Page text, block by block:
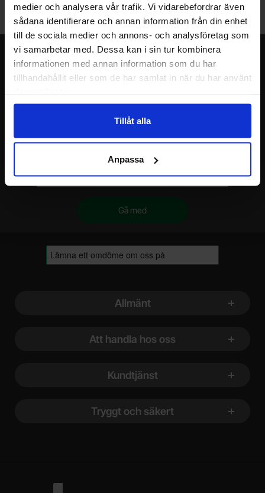
medier och analysera vår trafik. Vi vidarebefordrar även
sådana identifierare och annan information från din enhet
till de sociala medier och annons- och analysföretag som
vi samarbetar med. Dessa kan i sin tur kombinera
informationen med annan information som du har
tillhandahållit eller som de har samlat in när du har använt
Tillåt alla
Anpassa
Välkommen till vår nya lagerbutik i Malmö. Öppettider: vardagar
10-17. För snabbare service, gör en förbeställning.
Nyhetsbrev
Jag önskar erbjudanden, rabatter och produktnyheter direkt till min
Du kommer att få ca 1 utskick / månad. Avbryt enkelt när du vill.
Allmänt
Att handla hos oss
Kundtjänst
Tryggt och säkert